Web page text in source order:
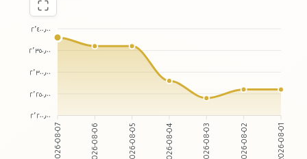
٢٬٤٠٠٫٠٠
٢٬٣٥٠٫٠٠
٢٬٣٠٠٫٠٠
٢٬٢٥٠٫٠٠
٢٬٢٠٠٫٠٠
2026-08-07 2026-08-06 2026-08-05 2026-08-04 2026-08-03 2026-08-02 2026-08-01